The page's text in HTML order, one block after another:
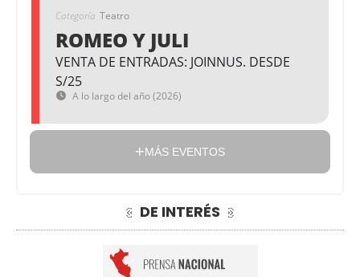
Categoría Teatro
ROMEO Y JULI
VENTA DE ENTRADAS: JOINNUS. DESDE
S/25
A lo largo del año (2026)
MÁS EVENTOS
DE INTERÉS